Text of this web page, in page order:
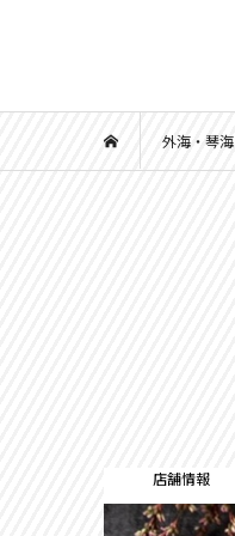
外海・琴海
店舗情報